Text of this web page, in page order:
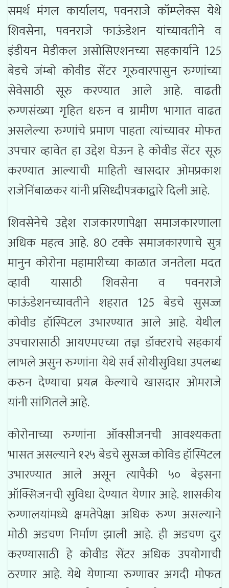
समर्थ मंगल कार्यालय, पवनराजे कॉम्प्लेक्स येथे
शिवसेना, पवनराजे फाऊंडेशन यांच्यावतीने व
इंडीयन मेडीकल असोसिएशनच्या सहकार्याने 125
बेडचे जंम्बो कोवीड सेंटर गूरुवारपासुन रुग्णांच्या
सेवेसाठी सूरु करण्यात आले आहे. वाढती
रुग्णसंख्या गृहित धरुन व ग्रामीण भागात वाढत
असलेल्या रुग्णांचे प्रमाण पाहता त्यांच्यावर मोफत
उपचार व्हावेत हा उद्देश घेऊन हे कोवीड सेंटर सूरु
करण्यात आल्याची माहिती खासदार ओमप्रकाश
राजेनिंबाळकर यांनी प्रसिध्दीपत्रकाद्वारे दिली आहे.
शिवसेनेचे उद्देश राजकारणापेक्षा समाजकारणाला
अधिक महत्व आहे. 80 टक्के समाजकारणाचे सुत्र
मानुन कोरोना महामारीच्या काळात जनतेला मदत
व्हावी यासाठी शिवसेना व पवनराजे
फाऊंडेशनच्यावतीने शहरात 125 बेडचे सुसज्ज
कोवीड हॉस्पिटल उभारण्यात आले आहे. येथील
उपचारासाठी आयएमएच्या तज्ञ डॉक्टराचे सहकार्य
लाभले असुन रुग्णांना येथे सर्व सोयीसुविधा उपलब्ध
करुन देण्याचा प्रयत्न केल्याचे खासदार ओमराजे
यांनी सांगितले आहे.
कोरोनाच्या रुग्णांना ऑक्सीजनची आवश्यकता
भासत असल्याने १२५ बेडचे सुसज्ज कोविड हॉस्पिटल
उभारण्यात आले असून त्यापैकी ५० बेड्सना
ऑक्सिजनची सुविधा देण्यात येणार आहे. शासकीय
रुग्णालयांमध्ये क्षमतेपेक्षा अधिक रुग्ण असल्याने
मोठी अडचण निर्माण झाली आहे. ही अडचण दुर
करण्यासाठी हे कोवीड सेंटर अधिक उपयोगाची
ठरणार आहे. येथे येणाऱ्या रुग्णावर अगदी मोफत